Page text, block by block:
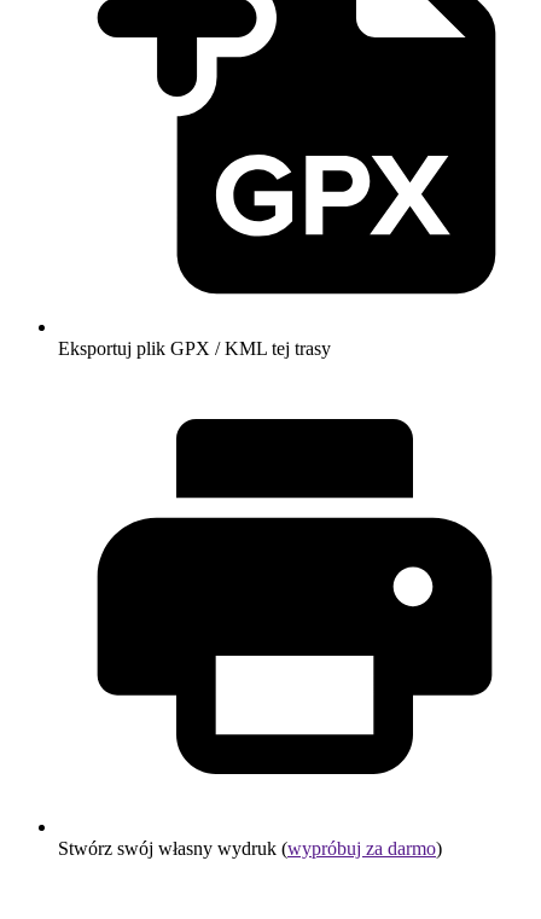
Eksportuj plik GPX / KML tej trasy
Stwórz swój własny wydruk (wypróbuj za darmo)